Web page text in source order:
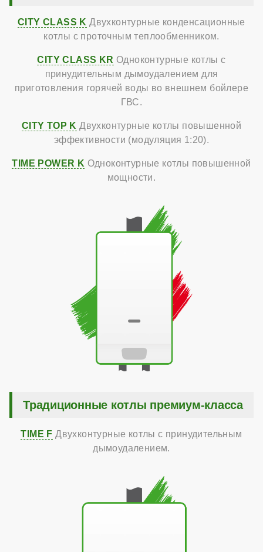
CITY CLASS K Двухконтурные конденсационные
котлы с проточным теплообменником.
CITY CLASS KR Одноконтурные котлы с
принудительным дымоудалением для
приготовления горячей воды во внешнем бойлере
ГВС.
CITY TOP K Двухконтурные котлы повышенной
эффективности (модуляция 1:20).
TIME POWER K Одноконтурные котлы повышенной
мощности.
Традиционные котлы премиум-класса
TIME F Двухконтурные котлы с принудительным
дымоудалением.